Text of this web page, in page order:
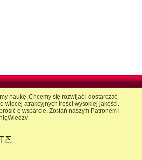
naukę. Chcemy się rozwijać i dostarczać
więcej atrakcyjnych treści wysokiej jakości.
o wsparcie. Zostań naszym Patronem i